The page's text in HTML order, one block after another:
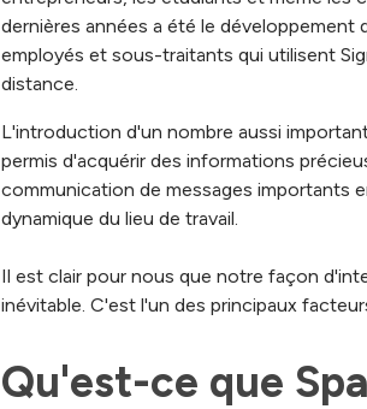
dernières années a été le
employés et sous-traitants qui utilisent
distance.
L'introduction d'un nombre aussi
permis d'acquérir des informations
communication de messages importants
dynamique du lieu de travail.
Il est clair pour nous que notre façon
inévitable. C'est l'un des principaux
Qu'est-ce que